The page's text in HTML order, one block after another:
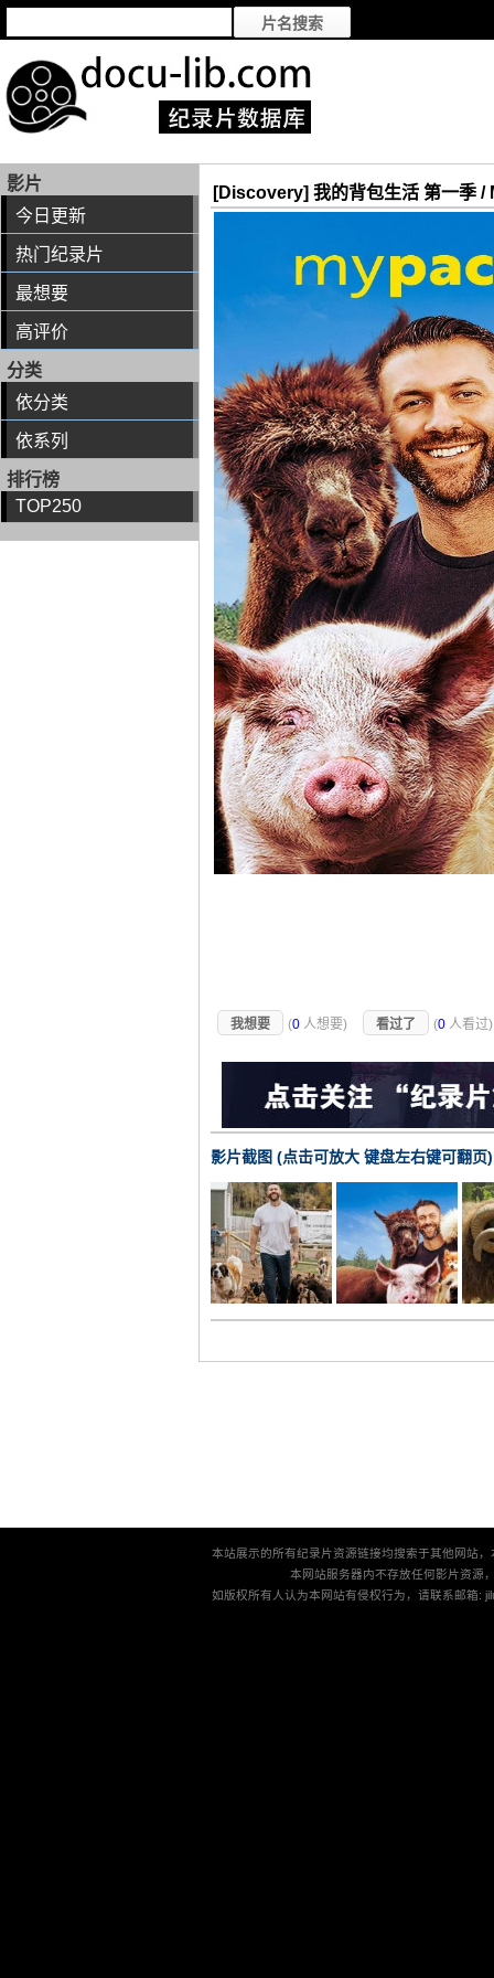
影片
今日更新
热门纪录片
最想要
高评价
分类
依分类
依系列
排行榜
TOP250
[Discovery] 我的背包生活 第一季
我想要 (0 人想要) 看过了 (0 人看过
影片截图 (点击可放大 键盘左右键可翻页)
本站展示的所有纪录片资源链接均搜索于其他网站
本网站服务器内不存放任何影片资源
如版权所有人认为本网站有侵权行为，请联系邮箱: